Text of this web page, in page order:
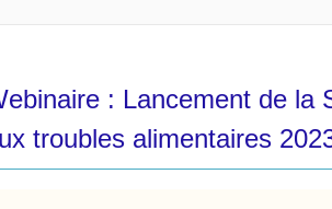
: Lancement de la
troubles alimentaires